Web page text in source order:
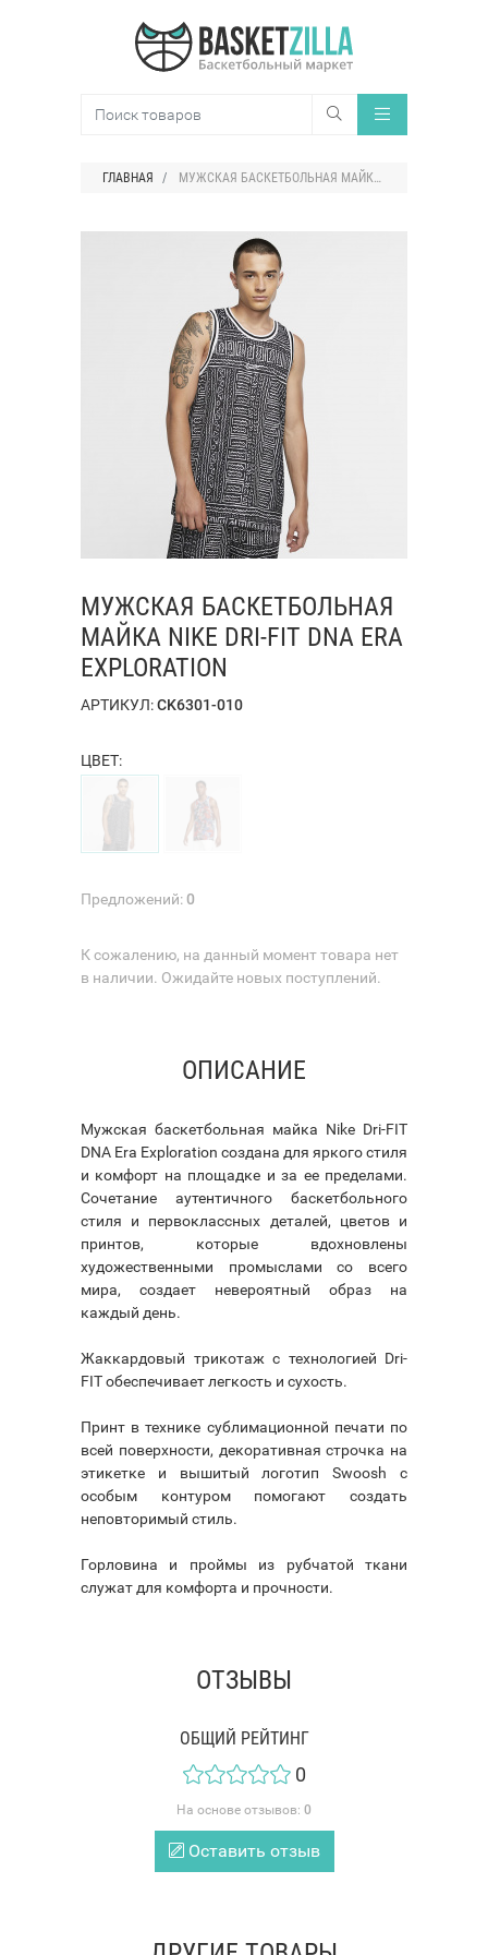
ГЛАВНАЯ МУЖСКАЯ БАСКЕТБОЛЬНАЯ МАЙКА NIKE DRI-FIT DNA ERA EXPLORATION
МУЖСКАЯ БАСКЕТБОЛЬНАЯ
МАЙКА NIKE DRI-FIT DNA ERA
EXPLORATION
АРТИКУЛ:CK6301-010
ЦВЕТ:
Предложений:0
К сожалению, на данный момент товара нет
в наличии. Ожидайте новых поступлений.
ОПИСАНИЕ
Мужская баскетбольная майка Nike Dri-FIT
DNA Era Exploration создана для яркого стиля
и комфорт на площадке и за ее пределами.
Сочетание аутентичного баскетбольного
стиля и первоклассных деталей, цветов и
принтов, которые вдохновлены
художественными промыслами со всего
мира, создает невероятный образ на
каждый день.
Жаккардовый трикотаж с технологией Dri-
FIT обеспечивает легкость и сухость.
Принт в технике сублимационной печати по
всей поверхности, декоративная строчка на
этикетке и вышитый логотип Swoosh с
особым контуром помогают создать
неповторимый стиль.
Горловина и проймы из рубчатой ткани
служат для комфорта и прочности.
ОТЗЫВЫ
ОБЩИЙ РЕЙТИНГ
0
На основе отзывов: 0
Оставить отзыв